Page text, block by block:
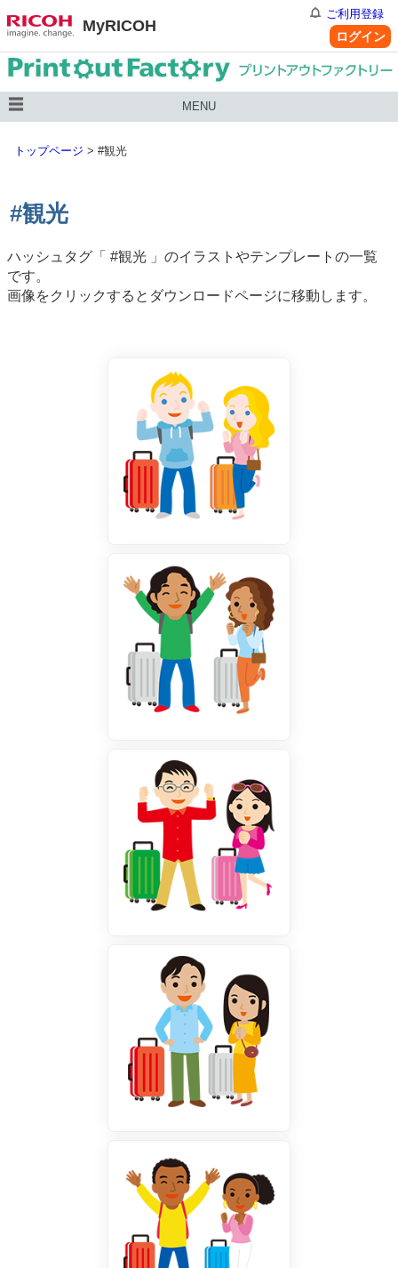
MyRICOH
ご利用登録
ログイン
MENU
トップページ > #観光
#観光
ハッシュタグ「 #観光 」のイラストやテンプレートの一覧
です。
画像をクリックするとダウンロードページに移動します。